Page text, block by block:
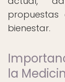
bienestar.
la